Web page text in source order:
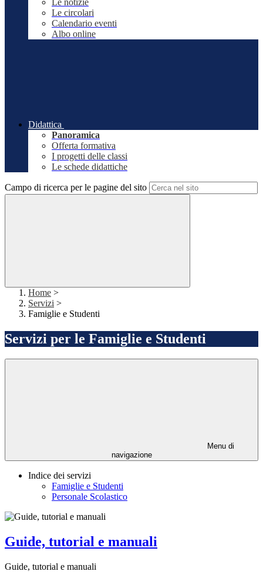
Le notizie
Le circolari
Calendario eventi
Albo online
Didattica
Panoramica
Offerta formativa
I progetti delle classi
Le schede didattiche
Campo di ricerca per le pagine del sito
Home >
Servizi >
Famiglie e Studenti
Servizi per le Famiglie e Studenti
Menu di
navigazione
Indice dei servizi
Famiglie e Studenti
Personale Scolastico
Guide, tutorial e manuali
Guide, tutorial e manuali